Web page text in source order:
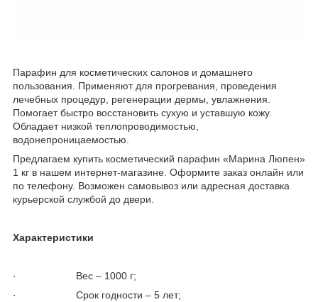
Парафин для косметических салонов и домашнего
пользования. Применяют для прогревания, проведения
лечебных процедур, регенерации дермы, увлажнения.
Помогает быстро восстановить сухую и уставшую кожу.
Обладает низкой теплопроводимостью,
водонепроницаемостью.
Предлагаем купить косметический парафин «Марина Люпен»
1 кг в нашем интернет-магазине. Оформите заказ онлайн или
по телефону. Возможен самовывоз или адресная доставка
курьерской службой до двери.
Характеристики
· Вес – 1000 г;
· Срок годности – 5 лет;